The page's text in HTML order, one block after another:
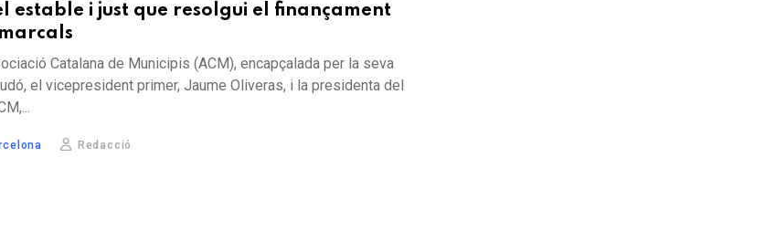
estable i just que resolgui el finançament
Catalana de Municipis (ACM), encapçalada per la seva
el vicepresident primer, Jaume Oliveras, i la presidenta del
Redacció